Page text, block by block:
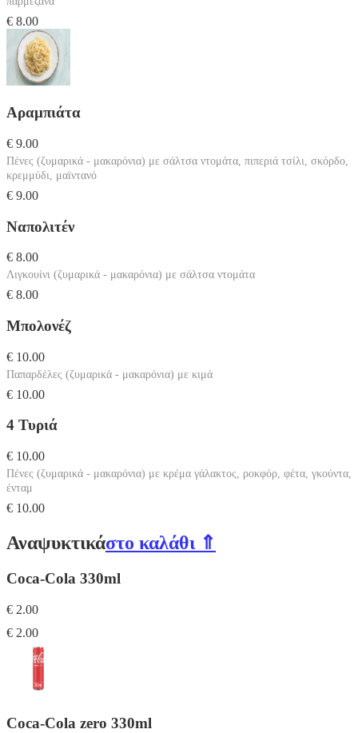
€ 8.00
Αραμπιάτα
€ 9.00
Πένες (ζυμαρικά - μακαρόνια) με σάλτσα ντομάτα, πιπεριά τσίλι, σκόρδο,
κρεμμύδι, μαϊντανό
€ 9.00
Ναπολιτέν
€ 8.00
Λιγκουίνι (ζυμαρικά - μακαρόνια) με σάλτσα ντομάτα
€ 8.00
Μπολονέζ
€ 10.00
Παπαρδέλες (ζυμαρικά - μακαρόνια) με κιμά
€ 10.00
4 Τυριά
€ 10.00
Πένες (ζυμαρικά - μακαρόνια) με κρέμα γάλακτος, ροκφόρ, φέτα, γκούντα,
ένταμ
€ 10.00
Αναψυκτικάστο καλάθι ⇑
Coca-Cola 330ml
€ 2.00
€ 2.00
Coca-Cola zero 330ml